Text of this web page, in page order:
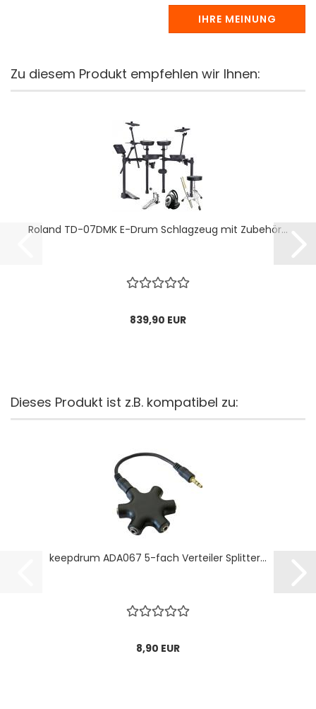
IHRE MEINUNG
Zu diesem Produkt empfehlen wir Ihnen:
Roland TD-07DMK E-Drum Schlagzeug mit Zubehör...
839,90 EUR
Dieses Produkt ist z.B. kompatibel zu:
keepdrum ADA067 5-fach Verteiler Splitter...
8,90 EUR